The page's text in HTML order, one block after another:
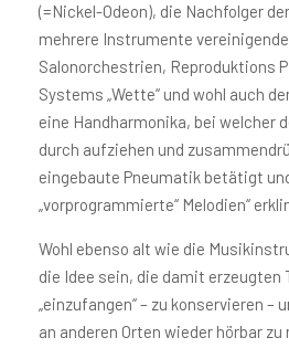
(=Nickel-Odeon), die Nachfolger
mehrere Instrumente
Salonorchestrien, Reproduktions
Systems „Wette“ und wohl auch
eine Handharmonika, bei welcher
durch aufziehen und
eingebaute Pneumatik betätigt
„vorprogrammierte“ Melodien“
Wohl ebenso alt wie die
die Idee sein, die damit erzeugten
„einzufangen“ – zu konservieren –
an anderen Orten wieder hörbar